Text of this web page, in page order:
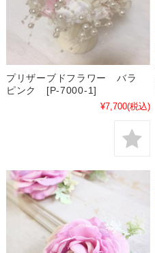
プリザーブドフラワー バラ
ピンク [P-7000-1]
¥7,700(税込)